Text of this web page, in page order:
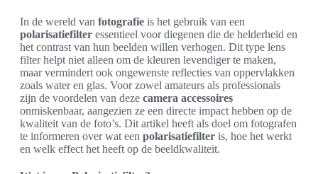
In de wereld van fotografie is het gebruik van een
polarisatiefilter essentieel voor diegenen die de helderheid en
het contrast van hun beelden willen verhogen. Dit type lens
filter helpt niet alleen om de kleuren levendiger te maken,
maar vermindert ook ongewenste reflecties van oppervlakken
zoals water en glas. Voor zowel amateurs als professionals
zijn de voordelen van deze camera accessoires
onmiskenbaar, aangezien ze een directe impact hebben op de
kwaliteit van de foto’s. Dit artikel heeft als doel om fotografen
te informeren over wat een polarisatiefilter is, hoe het werkt
en welk effect het heeft op de beeldkwaliteit.